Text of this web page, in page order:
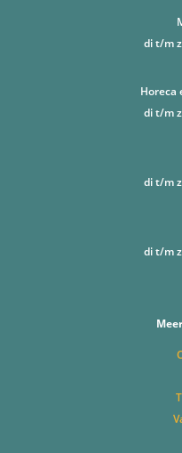
di t/m
Horeca
di t/m
di t/m
di t/m